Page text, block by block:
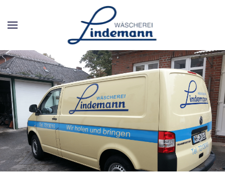
Zum Hauptinhalt springen